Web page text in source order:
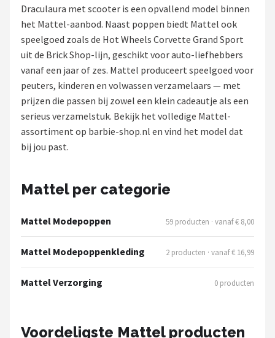
Götz
Rainbow High
Disney
Corolle
Heless
L.O.L. Surprise!
Alle merken →
Draculaura met scooter is een opvallend model binnen
het Mattel-aanbod. Naast poppen biedt Mattel ook
speelgoed zoals de Hot Wheels Corvette Grand Sport
uit de Brick Shop-lijn, geschikt voor auto-liefhebbers
vanaf een jaar of zes. Mattel produceert speelgoed voor
peuters, kinderen en volwassen verzamelaars — met
prijzen die passen bij zowel een klein cadeautje als een
serieus verzamelstuk. Bekijk het volledige Mattel-
assortiment op barbie-shop.nl en vind het model dat
bij jou past.
Mattel per categorie
Mattel Modepoppen 59 producten · vanaf € 8,00
Mattel Modepoppenkleding 2 producten · vanaf € 16,99
Mattel Verzorging 0 producten
Voordeligste Mattel producten